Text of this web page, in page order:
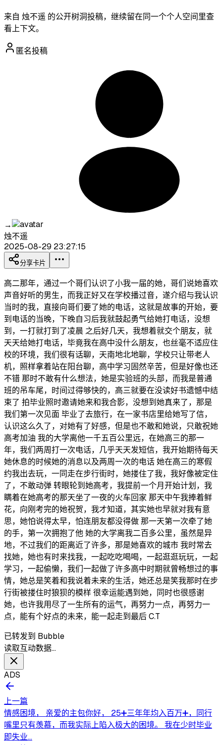
来自 烛不遥 的公开树洞投稿，继续留在同一个个人空间里查
看上下文。
匿名投稿
→
烛不遥
2025-08-29 23:27:15
分享卡片
高二那年，通过一个哥们认识了小我一届的她，哥们说她喜欢
声音好听的男生，而我正好又在学校播过音，遂介绍与我认识
当时的我，直接向哥们要了她的电话，这就是故事的开始，要
到电话的当晚，下晚自习后我就鼓起勇气给她打电话，没想
到，一打就打到了凌晨 之后好几天，我想着就交个朋友，就
天天给她打电话，毕竟我在高中没什么朋友，也丝毫不适应住
校的环境，我们很有话聊，天南地北地聊，学校只让带老人
机，照样拿着站在阳台聊，高中学习固然辛苦，但是好像也还
不错 那时不敢有什么想法，她是实验班的头部，而我是普通
班的吊车尾，时间过得够快的，高三就要在没读好书遗憾中结
束了 拍毕业照时邀请她来和我合影，没想到她真来了，那是
我们第一次见面 毕业了去旅行，在一家书店里给她写了信，
认识这么久了，对她有了好感，但是也不敢和她说，只敢祝她
高考加油 我的大学离他一千五百公里远，在她高三的那一
年，我们两周打一次电话，几乎天天发短信，我开始期待每天
她休息的时候她的消息以及两周一次的电话 她在高三的寒假
约我出去玩，一同走在步行街时，她搂住了我，我好像被定住
了，不敢动弹 转眼轮到她高考，我提前一个月开始计划，我
瞒着在她高考的那天坐了一夜的火车回家 那天中午我捧着鲜
花，向刚考完的她祝贺，我才知道，其实她也早就对我有意
思，她怕说得太早，怕连朋友都没得做 那一天第一次牵了她
的手，第一次拥抱了他 她的大学离我二百多公里，虽然是异
地，不过我们的距离近了许多，那是她喜欢的城市 我时常去
找她，她也有时来找我，一起吃吃喝喝，一起逛逛玩玩，一起
学习，一起偷懒，我们一起做了许多高中时期就曾畅想过的事
情，她总是笑着和我说着未来的生活，她还总是笑我那时在步
行街被搂住时狼狈的模样 很幸运能遇到她，同时也很感谢
她，也许我用尽了一生所有的运气，再努力一点，再努力一
点，能有个好点的未来，能一起走到最后 C.T
已转发到 Bubble
读取互动数据…
ADS
上一篇
情感困境， 亲爱的主包你好， 25➕三年年均入百万➕，同行
嘴里只有羡慕，而我实际上陷入极大的困境。 我在少时毕业
即失业...